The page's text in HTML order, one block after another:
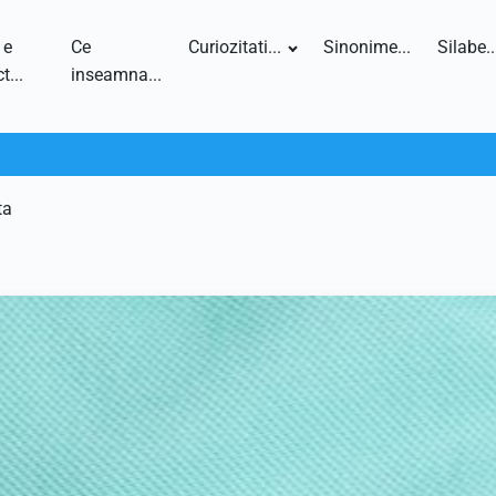
Ce
inseamna...
Curiozitati... Sinonime...